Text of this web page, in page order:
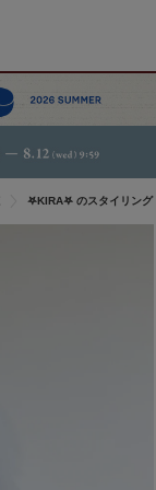
𖤐KIRA𖤐 のスタイリング